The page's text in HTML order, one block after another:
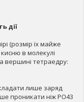
дії
(розмір їх майже
в молекулі
вершині тетраедру:
лише заряд
проникати ніж РО43